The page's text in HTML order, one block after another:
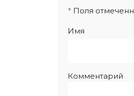
* Поля
Имя
Комментарий